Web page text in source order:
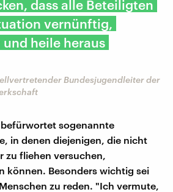
dass alle Beteiligten
vernünftig,
heile heraus
Bundesjugendleiter der
sogenannte
in denen diejenigen, die nicht
fliehen versuchen,
können. Besonders wichtig sei
zu reden. "Ich vermute,